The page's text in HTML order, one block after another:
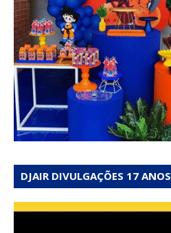
DJAIR DIVULGAÇÕES 17 ANOS